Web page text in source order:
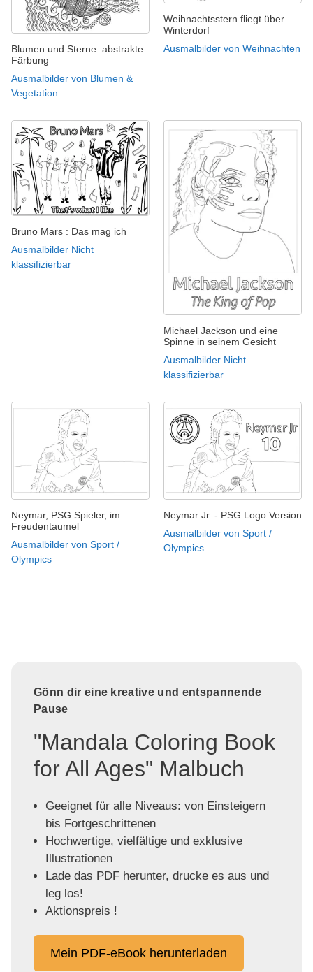
Blumen und Sterne: abstrakte
Färbung
Ausmalbilder von Blumen &
Vegetation
Weihnachtsstern fliegt über
Winterdorf
Ausmalbilder von Weihnachten
Bruno Mars : Das mag ich
Ausmalbilder Nicht
klassifizierbar
Michael Jackson und eine
Spinne in seinem Gesicht
Ausmalbilder Nicht
klassifizierbar
Neymar, PSG Spieler, im
Freudentaumel
Ausmalbilder von Sport /
Olympics
Neymar Jr. - PSG Logo Version
Ausmalbilder von Sport /
Olympics
Gönn dir eine kreative und entspannende
Pause
"Mandala Coloring Book
for All Ages" Malbuch
Geeignet für alle Niveaus: von Einsteigern
bis Fortgeschrittenen
Hochwertige, vielfältige und exklusive
Illustrationen
Lade das PDF herunter, drucke es aus und
leg los!
Aktionspreis !
Mein PDF-eBook herunterladen